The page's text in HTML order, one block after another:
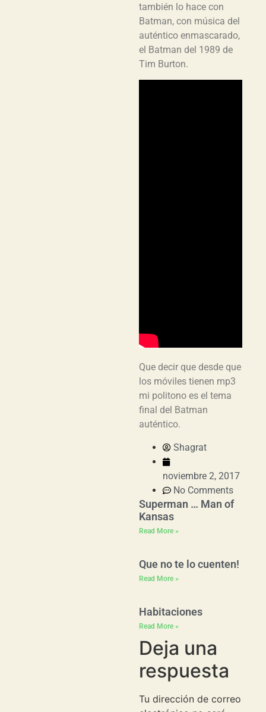
también lo hace con
Batman, con música del
auténtico enmascarado,
el Batman del 1989 de
Tim Burton.
Que decir que desde que
los móviles tienen mp3
mi politono es el tema
final del Batman
auténtico.
Shagrat
noviembre 2, 2017
No Comments
Superman … Man of
Kansas
Read More »
Que no te lo cuenten!
Read More »
Habitaciones
Read More »
Deja una
respuesta
Tu dirección de correo